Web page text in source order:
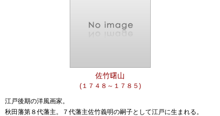
佐竹曙山
(１７４８～１７８５)
江戸後期の洋風画家。
秋田藩第８代藩主。７代藩主佐竹義明の嗣子として江戸に生まれる。